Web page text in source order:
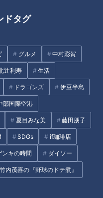
ドタグ
グルメ 中村彩賀
辻利寿 生活
ドラゴンズ 伊豆半島
部国際空港
夏目みな美 藤田朋子
SDGs if珈琲店
ンキの時間 ダイソー
内茂喜の『野球のドテ煮』
本一やかましい祭り！？町中
轟音に包まれる三重県桑名市
奇祭「石取祭」に初挑戦する
性に密着